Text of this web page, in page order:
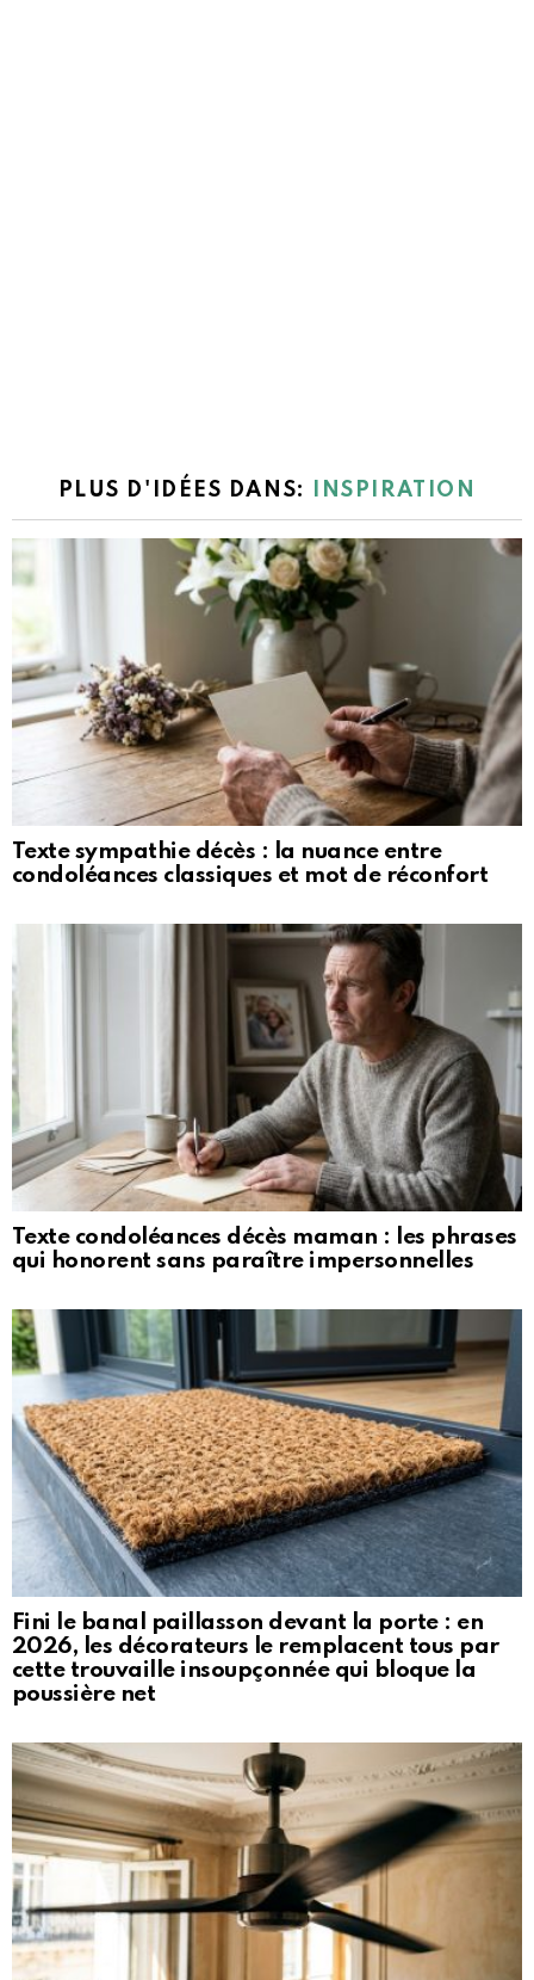
PLUS D'IDÉES DANS: INSPIRATION
Texte sympathie décès : la nuance entre
condoléances classiques et mot de réconfort
Texte condoléances décès maman : les phrases
qui honorent sans paraître impersonnelles
Fini le banal paillasson devant la porte : en
2026, les décorateurs le remplacent tous par
cette trouvaille insoupçonnée qui bloque la
poussière net